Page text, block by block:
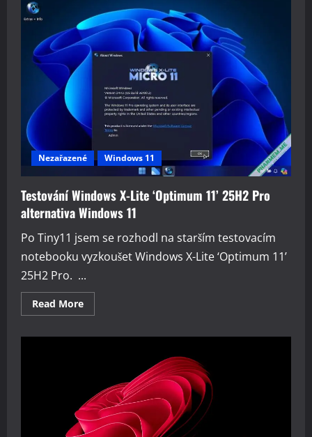
funkci
scareware
pro
rychlejší
detekci
podvodů
Nezařazené Windows 11
Testování Windows X-Lite ‘Optimum 11’ 25H2 Pro
alternativa Windows 11
Po Tiny11 jsem se rozhodl na starším testovacím
notebooku vyzkoušet Windows X-Lite ‘Optimum 11’
25H2 Pro. ...
Read MoreRead
more
25H2
Pro
alternativa
Windows
11